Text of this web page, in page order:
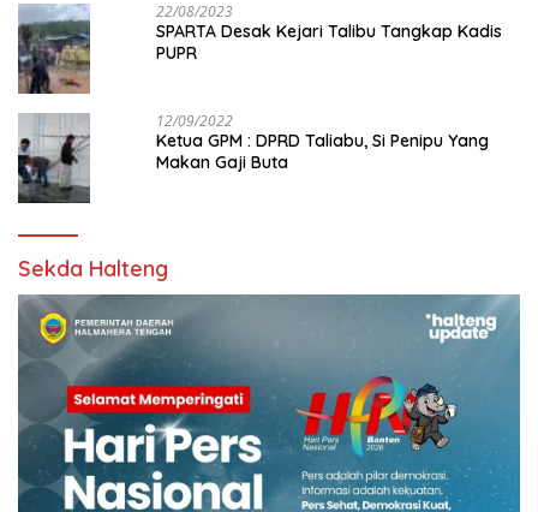
22/08/2023
SPARTA Desak Kejari Talibu Tangkap Kadis
PUPR
12/09/2022
Ketua GPM : DPRD Taliabu, Si Penipu Yang
Makan Gaji Buta
Sekda Halteng